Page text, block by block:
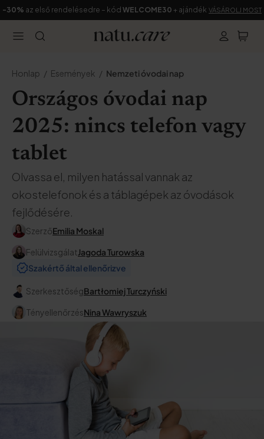
-30% az első rendelésedre – kód WELCOME30 + ajándék VÁSÁROLJ MOST
Honlap Események Nemzeti óvodai nap
Országos óvodai nap
2025: nincs telefon vagy
tablet
Olvassa el, milyen hatással vannak az
okostelefonok és a táblagépek az óvodások
fejlődésére.
SzerzőEmilia Moskal
FelülvizsgálatJagoda Turowska
Szakértő által ellenőrizve
SzerkesztőségBartłomiej Turczyński
TényellenőrzésNina Wawryszuk